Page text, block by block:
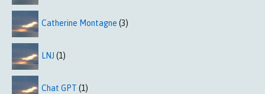
Catherine Montagne (3)
LNJ (1)
Chat GPT (1)